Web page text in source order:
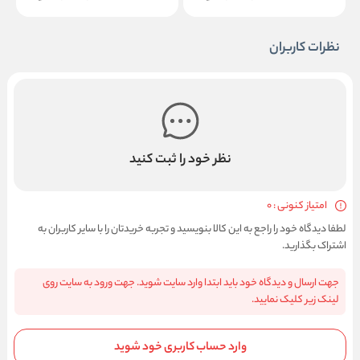
نظرات کاربران
نظر خود را ثبت کنید
امتیاز کنونی : 0
لطفا دیدگاه خود را راجع به این کالا بنویسید و تجربه خریدتان را با سایر کاربران به
اشتراک بگذارید.
جهت ارسال و دیدگاه خود باید ابتدا وارد سایت شوید. جهت ورود به سایت روی
لینک زیر کلیک نمایید.
وارد حساب کاربری خود شوید